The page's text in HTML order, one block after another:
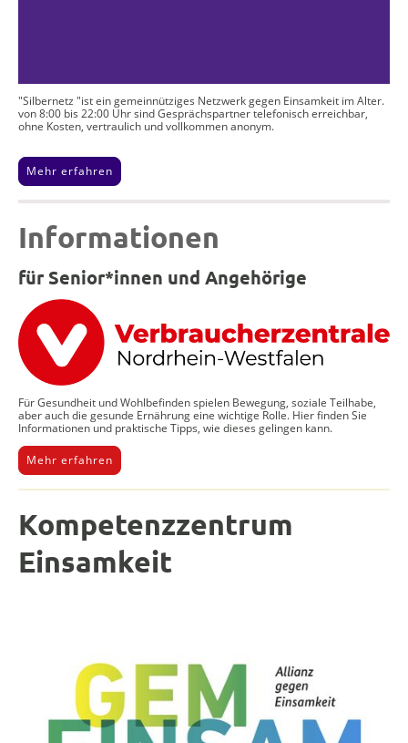
"Silbernetz "ist ein gemeinnütziges Netzwerk gegen Einsamkeit im Alter.
von 8:00 bis 22:00 Uhr sind Gesprächspartner telefonisch erreichbar,
ohne Kosten, vertraulich und vollkommen anonym.
Mehr erfahren
Informationen
für Senior*innen und Angehörige
Für Gesundheit und Wohlbefinden spielen Bewegung, soziale Teilhabe,
aber auch die gesunde Ernährung eine wichtige Rolle. Hier finden Sie
Informationen und praktische Tipps, wie dieses gelingen kann.
Mehr erfahren
Kompetenzzentrum
Einsamkeit